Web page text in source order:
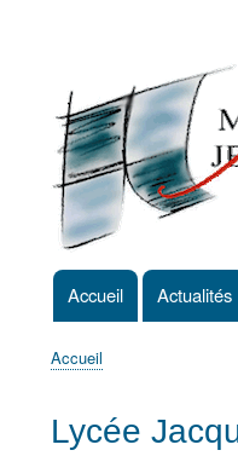
non
identifié
Navigation
principale
Accueil Actualités
d'Ariane
Accueil
Lycée